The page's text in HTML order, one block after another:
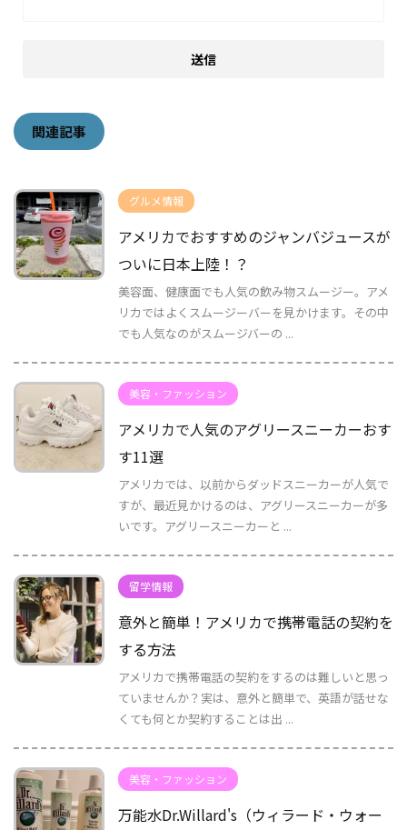
関連記事
グルメ情報
アメリカでおすすめのジャンバジュースが
ついに日本上陸！？
美容面、健康面でも人気の飲み物スムージー。アメ
リカではよくスムージーバーを見かけます。その中
でも人気なのがスムージバーの ...
美容・ファッション
アメリカで人気のアグリースニーカーおす
す11選
アメリカでは、以前からダッドスニーカーが人気で
すが、最近見かけるのは、アグリースニーカーが多
いです。アグリースニーカーと ...
留学情報
意外と簡単！アメリカで携帯電話の契約を
する方法
アメリカで携帯電話の契約をするのは難しいと思っ
ていませんか？実は、意外と簡単で、英語が話せな
くても何とか契約することは出 ...
美容・ファッション
万能水Dr.Willard's（ウィラード・ウォー